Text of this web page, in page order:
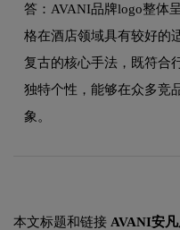
答：AVANI品牌logo整体
格在酒店领域具有较好的
复古的核心手法，既符合
独特个性，能够在众多竞
象。
本文标题和链接 AVANI安